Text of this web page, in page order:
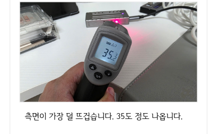
측면이 가장 덜 뜨겁습니다. 35도 정도 나옵니다.